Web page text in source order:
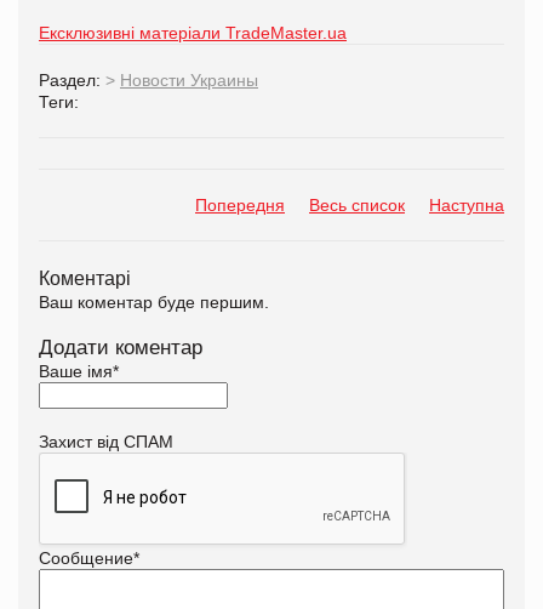
Ексклюзивні матеріали TradeMaster.ua
Раздел: > Новости Украины
Теги:
Попередня Весь список Наступна
Коментарі
Ваш коментар буде першим.
Додати коментар
Ваше імя*
Захист від СПАМ
Сообщение*